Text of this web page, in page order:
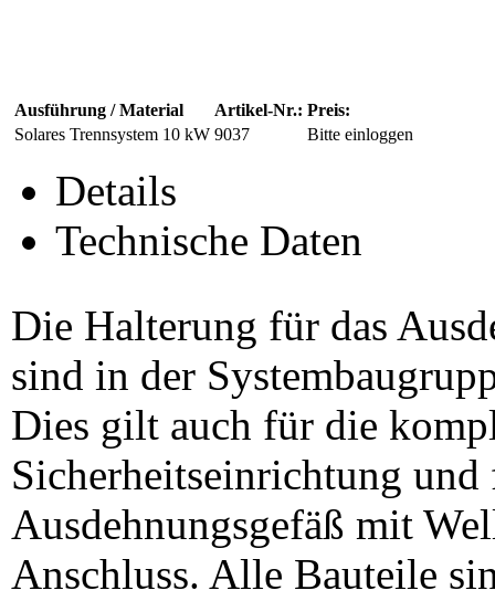
Ausführung / Material Artikel-Nr.: Preis:
Solares Trennsystem 10 kW 9037 Bitte einloggen
Details
Technische Daten
Die Halterung für das
sind in der
Dies gilt auch für die
Sicherheitseinrichtung und
Ausdehnungsgefäß mit
Anschluss. Alle Bauteile